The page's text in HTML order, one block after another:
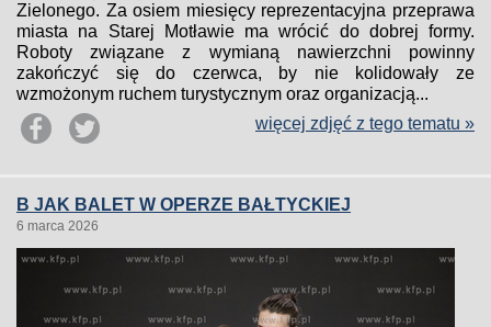
Zielonego. Za osiem miesięcy reprezentacyjna przeprawa
miasta na Starej Motławie ma wrócić do dobrej formy.
Roboty związane z wymianą nawierzchni powinny
zakończyć się do czerwca, by nie kolidowały ze
wzmożonym ruchem turystycznym oraz organizacją...
więcej zdjęć z tego tematu »
B JAK BALET W OPERZE BAŁTYCKIEJ
6 marca 2026